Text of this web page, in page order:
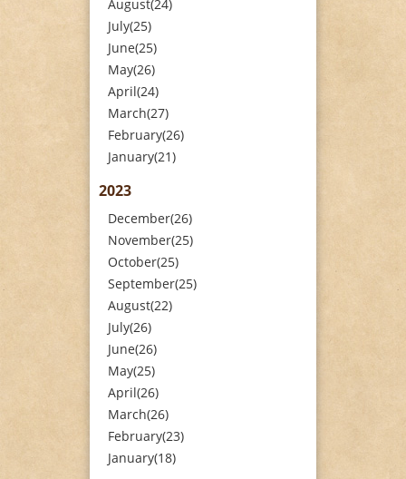
August(24)
July(25)
June(25)
May(26)
April(24)
March(27)
February(26)
January(21)
2023
December(26)
November(25)
October(25)
September(25)
August(22)
July(26)
June(26)
May(25)
April(26)
March(26)
February(23)
January(18)